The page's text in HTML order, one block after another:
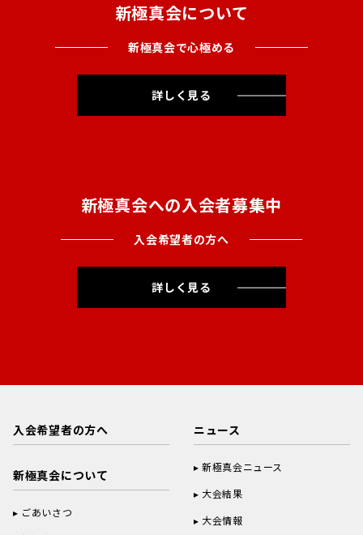
新極真会について
新極真会で心極める
詳しく見る
新極真会への入会者募集中
入会希望者の方へ
詳しく見る
入会希望者の方へ
新極真会について
ごあいさつ
ニュース
新極真会ニュース
大会結果
大会情報